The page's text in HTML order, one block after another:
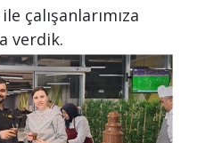
çalışanlarımıza
verdik.